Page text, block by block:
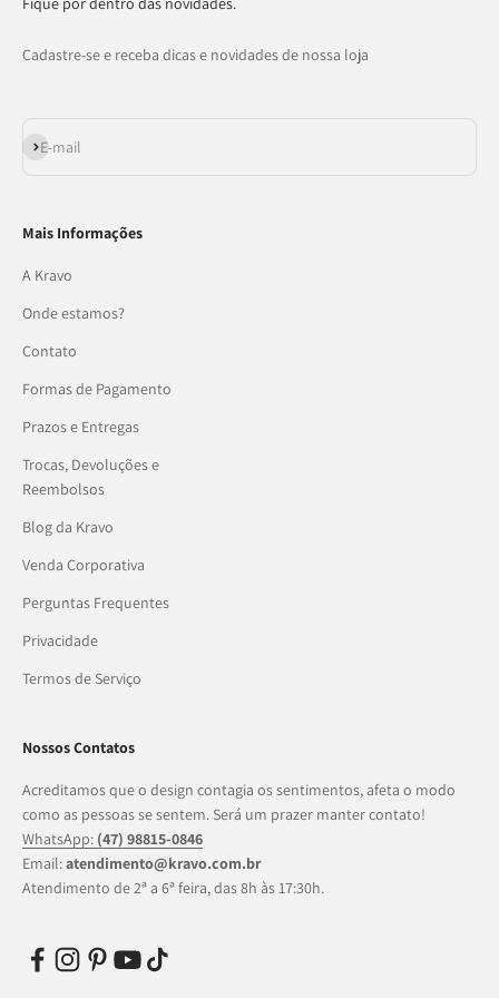
Cadastre-se e receba dicas e novidades de nossa loja
E-mail
Assinar
Mais Informações
A Kravo
Onde estamos?
Contato
Formas de Pagamento
Prazos e Entregas
Trocas, Devoluções e
Reembolsos
Blog da Kravo
Venda Corporativa
Perguntas Frequentes
Privacidade
Termos de Serviço
Nossos Contatos
Acreditamos que o design contagia os sentimentos, afeta o modo
como as pessoas se sentem. Será um prazer manter contato!
WhatsApp: (47) 98815-0846
Email:atendimento@kravo.com.br
Atendimento de 2ª a 6ª feira, das 8h às 17:30h.